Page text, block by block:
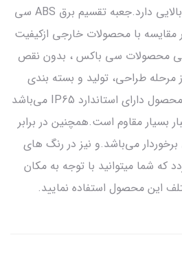
آفتاب می‌باشد و مقاومت بالایی دارد.جعبه تقسیم برق ABS سی
ایران در مقایسه با محصولات خارجی ازکیفیت
محصولات سی باکس ، بدون نقص
مرحله طراحی، تولید و بسته بندی
کنترل کیفیت می‌شود.این محصول دارای استاندارد IP65 می‌باشد
بسیار مقاوم است.همچنین در برابر
برخوردار می‌باشد.و نیز در رنگ های
که شما میتوانید با توجه به مکان
این محصول استفاده نمایید.